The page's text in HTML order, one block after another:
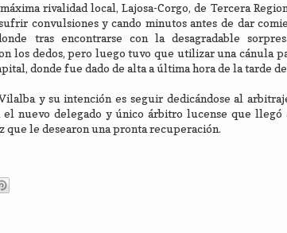
rivalidad local, Lajosa-Corgo, de Tercera
convulsiones y cando minutos antes de dar
tras encontrarse con la desagradable
los dedos, pero luego tuvo que utilizar una cánula
donde fue dado de alta a última hora de la tarde
y su intención es seguir dedicándose al
nuevo delegado y único árbitro lucense que llegó
que le desearon una pronta recuperación.